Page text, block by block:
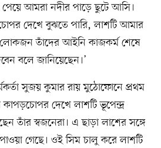
আমরা নদীর পাড়ে ছুটে আসি।
দেখে বুঝতে পারি, লাশটি আমার
লোকজন তাঁদের আইনি কাজকর্ম শেষে
বলে জানিয়েছেন।’
সুজয় কুমার রায় মুঠোফোনে প্রথম
দেখে লাশটি ভূপেন্দ্র
তাঁর স্বজনেরা। এ ছাড়া লাশের সঙ্গে
গেছে। ওই সিম চালু করে লাশটি